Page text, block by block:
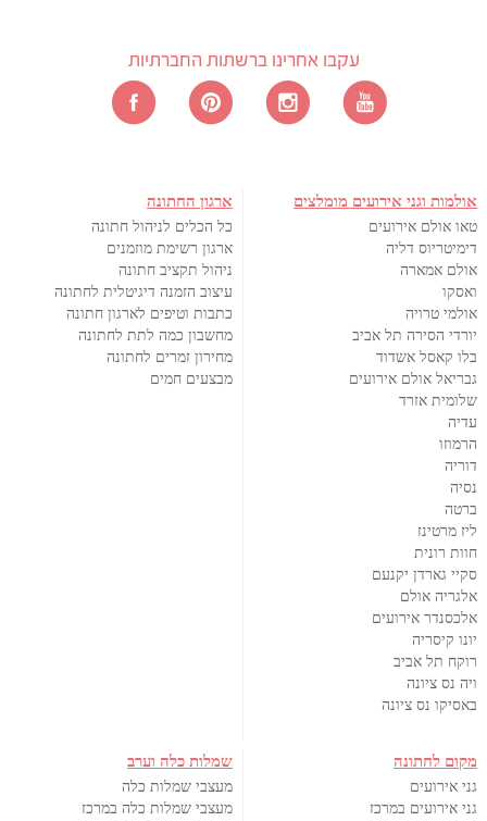
עקבו אחרינו ברשתות החברתיות
אולמות וגני אירועים מומלצים
טאו אולם אירועים
דימיטריוס דליה
אולם אמארה
ואסקו
אולמי טרויה
יורדי הסירה תל אביב
בלו קאסל אשדוד
גבריאל אולם אירועים
שלומית אזרד
עדיה
הרמוזו
דוריה
נסיה
ברטה
ליז מרטינז
חוות רונית
סקיי גארדן יקנעם
אלגריה אולם
אלכסנדר אירועים
יונו קיסריה
רוקח תל אביב
ויה נס ציונה
באסיקו נס ציונה
ארגון החתונה
כל הכלים לניהול חתונה
ארגון רשימת מוזמנים
ניהול תקציב חתונה
עיצוב הזמנה דיגיטלית לחתונה
כתבות וטיפים לארגון חתונה
מחשבון כמה לתת לחתונה
מחירון זמרים לחתונה
מבצעים חמים
מקום לחתונה
גני אירועים
גני אירועים במרכז
שמלות כלה וערב
מעצבי שמלות כלה
מעצבי שמלות כלה במרכז